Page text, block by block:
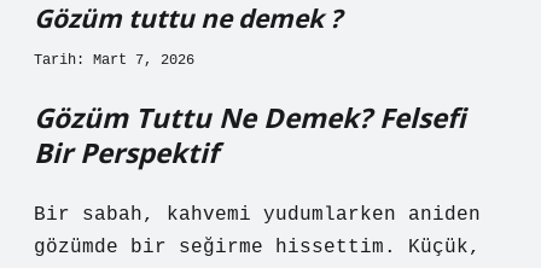
Gözüm tuttu ne demek ?
Tarih: Mart 7, 2026
Gözüm Tuttu Ne Demek? Felsefi
Bir Perspektif
Bir sabah, kahvemi yudumlarken aniden
gözümde bir seğirme hissettim. Küçük,